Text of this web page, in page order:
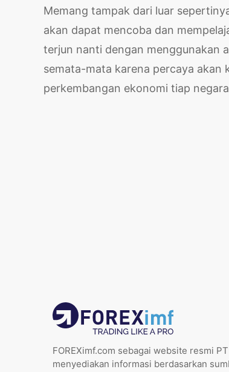
Memang tampak dari luar
akan dapat mencoba dan
terjun nanti dengan menggunakan
semata-mata karena percaya akan
perkembangan ekonomi tiap
FOREXimf.com sebagai website resmi
menyediakan informasi berdasarkan